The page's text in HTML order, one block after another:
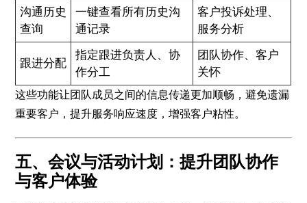
沟通历史
查询
一键查看所有历史沟
通记录
客户投诉处理、
服务分析
跟进分配
指定跟进负责人、协
作分工
团队协作、客户
关怀
这些功能让团队成员之间的信息传递更加顺畅，避免遗漏
重要客户，提升服务响应速度，增强客户粘性。
五、会议与活动计划：提升团队协作
与客户体验